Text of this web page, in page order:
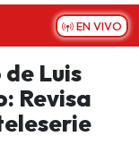
EN VIVO
Luis
Revisa